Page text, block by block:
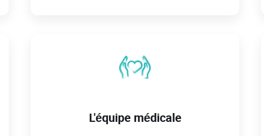
L'équipe médicale